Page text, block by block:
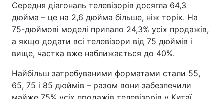
Зброя Інциденти
Здоров'я Туризм
Цікавинки Погода
Екологія Регіони
Середня діагональ телевізорів досягла 64,3
дюйма – це на 2,6 дюйма більше, ніж торік. На
75-дюймові моделі припало 24,3% усіх продажів,
а якщо додати всі телевізори від 75 дюймів і
вище, частка вже наближається до 40%.
Найбільш затребуваними форматами стали 55,
65, 75 і 85 дюймів – разом вони забезпечили
майже 75% усіх продажів телевізорів у Китаї.